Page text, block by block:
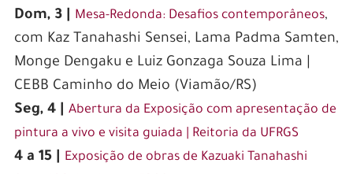
International Online Betting
South Africa has emerged as a gateway to
international online betting, offering a world of
opportunities for avid gamblers and sports
enthusiasts. With the rise of technology and the
internet, the betting industry has undergone a
Dom, 3 | Mesa-Redonda: Desafios contemporâneos,
com Kaz Tanahashi Sensei, Lama Padma Samten,
Monge Dengaku e Luiz Gonzaga Souza Lima |
CEBB Caminho do Meio (Viamão/RS)
Seg, 4 |
Abertura da Exposição com apresentação de
pintura a vivo e visita guiada | Reitoria da UFRGS
4 a 15 |
Exposição de obras de Kazuaki Tanahashi